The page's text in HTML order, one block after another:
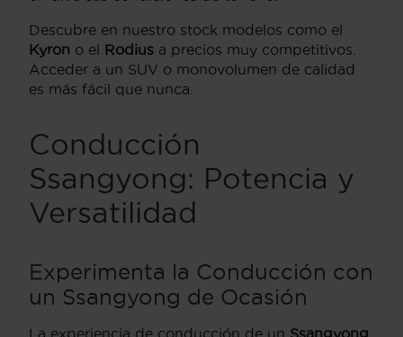
Descubre en nuestro stock modelos como el
Kyron o el Rodius a precios muy competitivos.
Acceder a un SUV o monovolumen de calidad
es más fácil que nunca.
Conducción
Ssangyong: Potencia y
Versatilidad
Experimenta la Conducción con
un Ssangyong de Ocasión
La experiencia de conducción de un Ssangyong